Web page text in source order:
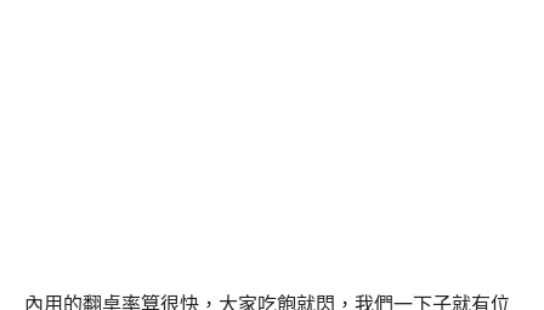
內用的翻桌率算很快，大家吃飽就閃，我們一下子就有位